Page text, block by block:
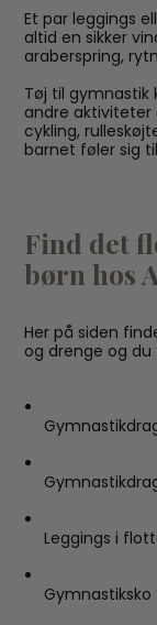
Et par leggings
altid en sikker
araberspring,
Tøj til gymnastik
andre aktiviteter
cykling,
barnet føler sig
Find det
børn hos
Her på siden
og drenge og du
Leggings i
Gymnastiksko